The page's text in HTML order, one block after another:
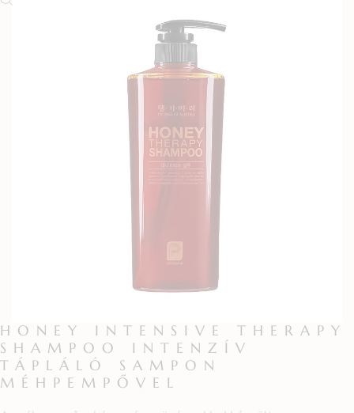
HONEY INTENSIVE THERAPY
SHAMPOO INTENZÍV
TÁPLÁLÓ SAMPON
MÉHPEMPŐVEL